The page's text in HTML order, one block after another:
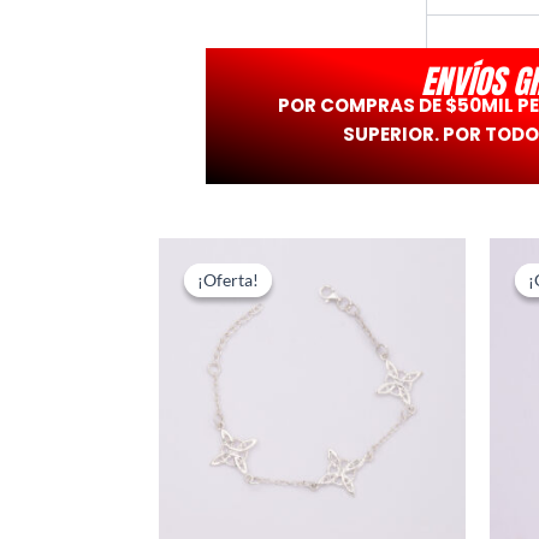
ENVÍOS
POR COMPRAS DE $50MIL
SUPERIOR. POR
¡Oferta!
¡Oferta!
original
era:
$51.000.